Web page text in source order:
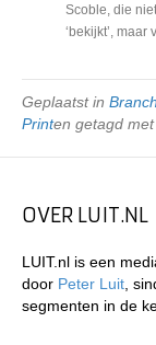
Scoble, die
‘bekijkt’, maar
Geplaatst in
Printen getagd met
OVER LUIT.NL
LUIT.nl is een
door Peter Luit ,
segmenten in de